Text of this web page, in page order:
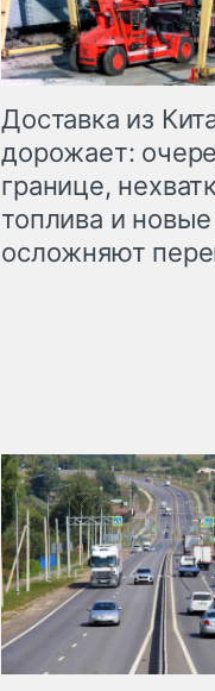
Доставка из
дорожает:
границе,
топлива и
осложняют